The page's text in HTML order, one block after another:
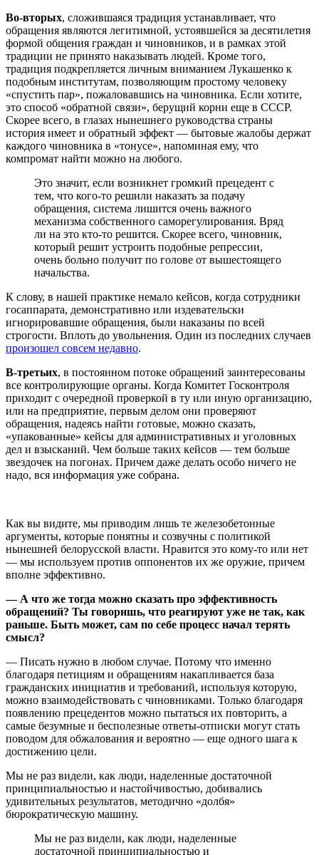
Во-вторых, сложившаяся традиция устанавливает, что
обращения являются легитимной, устоявшейся за десятилетия
формой общения граждан и чиновников, и в рамках этой
традиции не принято наказывать людей. Кроме того,
традиция подкрепляется личным вниманием Лукашенко к
подобным институтам, позволяющим простому человеку
«спустить пар», пожаловавшись на чиновника. Если хотите,
это способ «обратной связи», берущий корни еще в СССР.
Скорее всего, в глазах нынешнего руководства страны
история имеет и обратный эффект — бытовые жалобы держат
каждого чиновника в «тонусе», напоминая ему, что
компромат найти можно на любого.
Это значит, если возникнет громкий прецедент с
тем, что кого-то решили наказать за подачу
обращения, система лишится очень важного
механизма собственного саморегулирования. Вряд
ли на это кто-то решится. Скорее всего, чиновник,
который решит устроить подобные репрессии,
очень больно получит по голове от вышестоящего
начальства.
К слову, в нашей практике немало кейсов, когда сотрудники
госаппарата, демонстративно или издевательски
игнорировавшие обращения, были наказаны по всей
строгости. Вплоть до увольнения. Один из последних случаев
произошел совсем недавно.
В-третьих, в постоянном потоке обращений заинтересованы
все контролирующие органы. Когда Комитет Госконтроля
приходит с очередной проверкой в ту или иную организацию,
или на предприятие, первым делом они проверяют
обращения, надеясь найти готовые, можно сказать,
«упакованные» кейсы для административных и уголовных
дел и взысканий. Чем больше таких кейсов — тем больше
звездочек на погонах. Причем даже делать особо ничего не
надо, вся информация уже собрана.
Как вы видите, мы приводим лишь те железобетонные
аргументы, которые понятны и созвучны с политикой
нынешней белорусской власти. Нравится это кому-то или нет
— мы используем против оппонентов их же оружие, причем
вполне эффективно.
— А что же тогда можно сказать про эффективность
обращений? Ты говоришь, что реагируют уже не так, как
раньше. Быть может, сам по себе процесс начал терять
смысл?
— Писать нужно в любом случае. Потому что именно
благодаря петициям и обращениям накапливается база
гражданских инициатив и требований, используя которую,
можно взаимодействовать с чиновниками. Только благодаря
появлению прецедентов можно пытаться их повторить, а
самые безумные и бесполезные ответы-отписки могут стать
поводом для обжалования и вероятно — еще одного шага к
достижению цели.
Мы не раз видели, как люди, наделенные достаточной
принципиальностью и настойчивостью, добивались
удивительных результатов, методично «долбя»
бюрократическую машину.
Мы не раз видели, как люди, наделенные
достаточной принципиальностью и